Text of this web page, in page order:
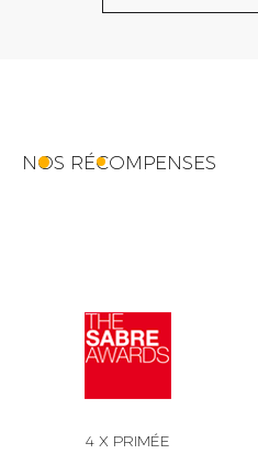
NOS RÉCOMPENSES
4 X PRIMÉE